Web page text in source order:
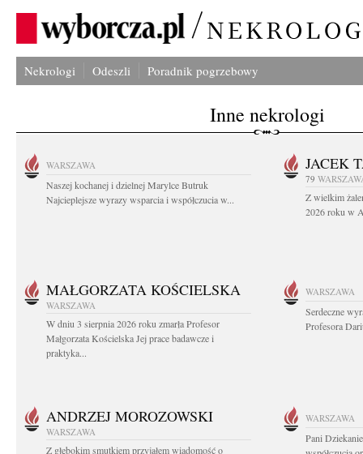
Nekrologi Odeszli Poradnik pogrzebowy
Inne nekrologi
WARSZAWA
Naszej kochanej i dzielnej Marylce Butruk
Najcieplejsze wyrazy wsparcia i współczucia w...
JACEK
79
Z wielkim
2026 roku w
MAŁGORZATA KOŚCIELSKA
WARSZAWA
W dniu 3 sierpnia 2026 roku zmarła Profesor
Małgorzata Kościelska Jej prace badawcze i
praktyka...
WARSZAWA
Serdeczne
Profesora
ANDRZEJ MOROZOWSKI
WARSZAWA
Z głębokim smutkiem przyjąłem wiadomość o
WARSZAWA
Pani